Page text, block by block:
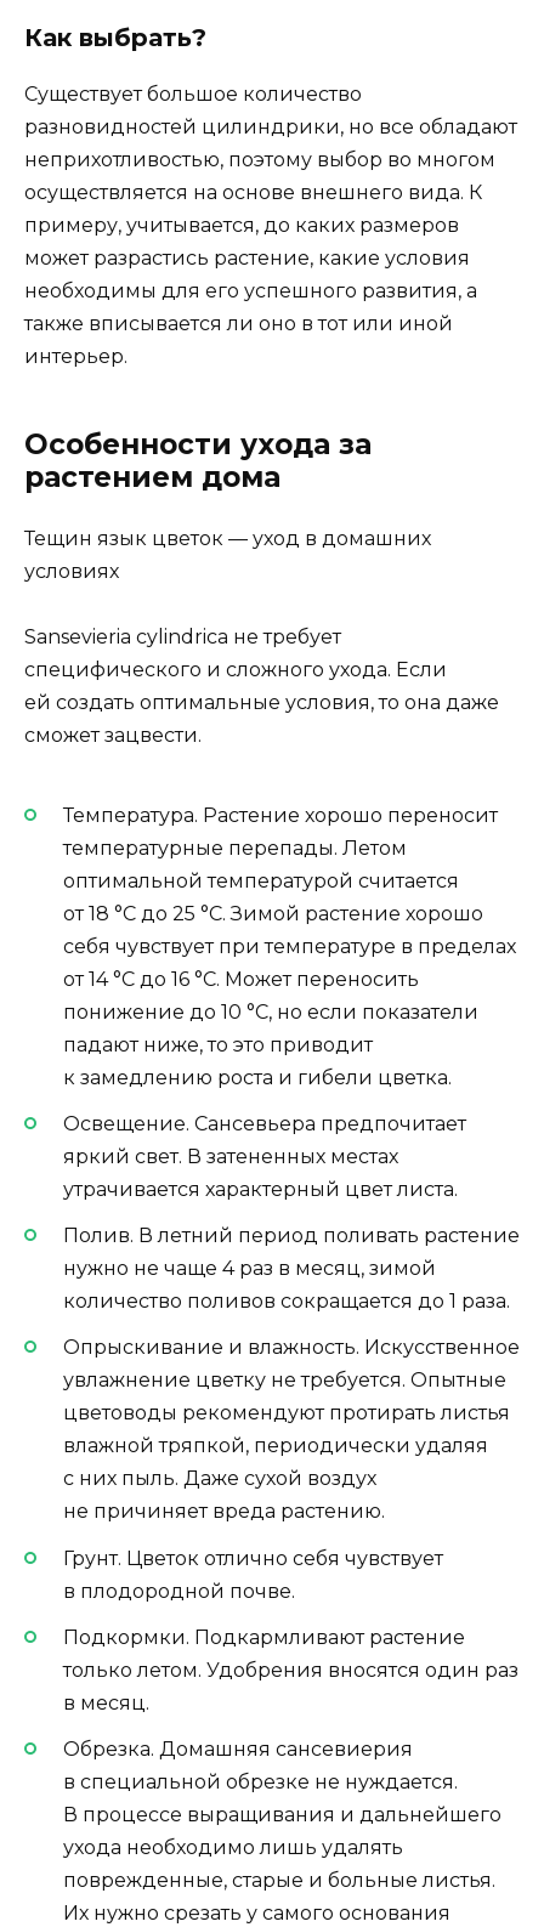
Как выбрать?
Существует большое количество
разновидностей цилиндрики, но все обладают
неприхотливостью, поэтому выбор во многом
осуществляется на основе внешнего вида. К
примеру, учитывается, до каких размеров
может разрастись растение, какие условия
необходимы для его успешного развития, а
также вписывается ли оно в тот или иной
интерьер.
Особенности ухода за
растением дома
Тещин язык цветок — уход в домашних
условиях
Sansevieria cylindrica не требует
специфического и сложного ухода. Если
ей создать оптимальные условия, то она даже
сможет зацвести.
Температура. Растение хорошо переносит
температурные перепады. Летом
оптимальной температурой считается
от 18 °С до 25 °С. Зимой растение хорошо
себя чувствует при температуре в пределах
от 14 °С до 16 °С. Может переносить
понижение до 10 °С, но если показатели
падают ниже, то это приводит
к замедлению роста и гибели цветка.
Освещение. Сансевьера предпочитает
яркий свет. В затененных местах
утрачивается характерный цвет листа.
Полив. В летний период поливать растение
нужно не чаще 4 раз в месяц, зимой
количество поливов сокращается до 1 раза.
Опрыскивание и влажность. Искусственное
увлажнение цветку не требуется. Опытные
цветоводы рекомендуют протирать листья
влажной тряпкой, периодически удаляя
с них пыль. Даже сухой воздух
не причиняет вреда растению.
Грунт. Цветок отлично себя чувствует
в плодородной почве.
Подкормки. Подкармливают растение
только летом. Удобрения вносятся один раз
в месяц.
Обрезка. Домашняя сансевиерия
в специальной обрезке не нуждается.
В процессе выращивания и дальнейшего
ухода необходимо лишь удалять
поврежденные, старые и больные листья.
Их нужно срезать у самого основания